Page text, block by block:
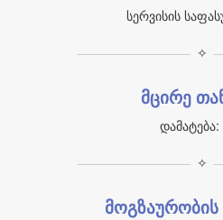
სერვისის
✧
მცირე
დამატება:
✧
მოგზაურობის